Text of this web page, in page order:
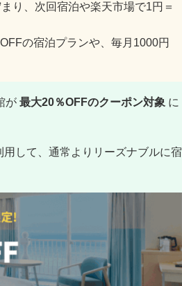
り、次回宿泊や楽天市場で1円＝
の宿泊プランや、毎月1000円
が 最大20％OFFのクーポン対象 に
して、通常よりリーズナブルに宿